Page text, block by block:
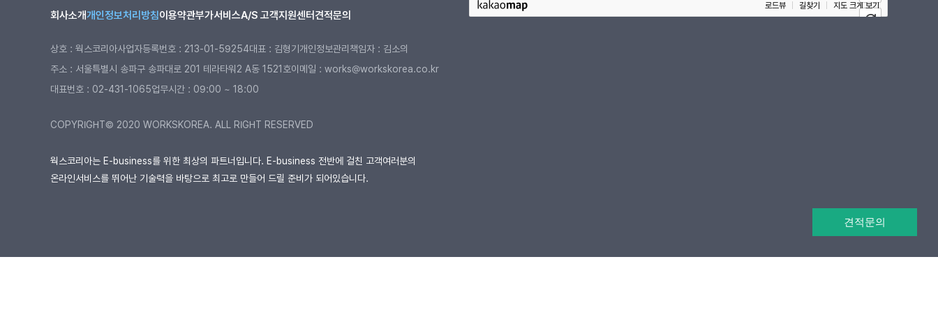
견적문의
회사소개개인정보처리방침이용약관부가서비스A/S 고객지원센터 견적문의
상호 : 웍스코리아사업자등록번호 : 213-01-59254대표 : 김형기 개인정보관리책임자 : 김소의
주소 : 서울특별시 송파구 송파대로 201 테라타워2 A동 1521호이메일 : works@workskorea.co.kr
대표번호 : 02-431-1065업무시간 : 09:00 ~ 18:00
COPYRIGHT© 2020 WORKSKOREA. ALL RIGHT RESERVED
웍스코리아는 E-business를 위한 최상의 파트너입니다. E-business 전반에 걸친 고객여러분의
온라인서비스를 뛰어난 기술력을 바탕으로 최고로 만들어 드릴 준비가 되어있습니다.
로드뷰 길찾기 지도 크게 보기